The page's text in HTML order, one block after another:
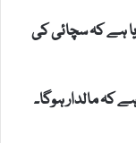
ہے کہ سچائی کی
کہ مالدار ہوگا۔